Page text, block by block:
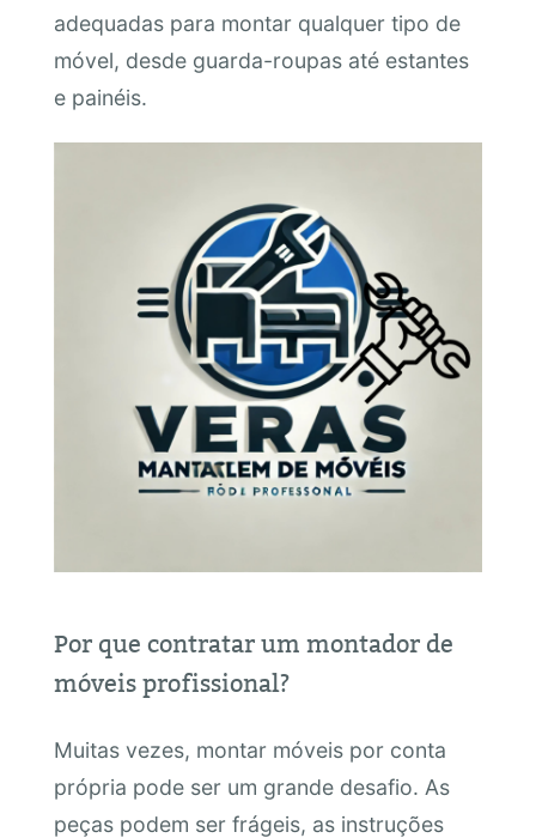
adequadas para montar qualquer tipo de
móvel, desde guarda-roupas até estantes
e painéis.
Por que contratar um montador de
móveis profissional?
Muitas vezes, montar móveis por conta
própria pode ser um grande desafio. As
peças podem ser frágeis, as instruções